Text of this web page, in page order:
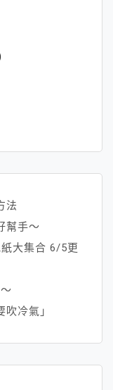
法
幫手～
大集合 6/5更
冷氣」